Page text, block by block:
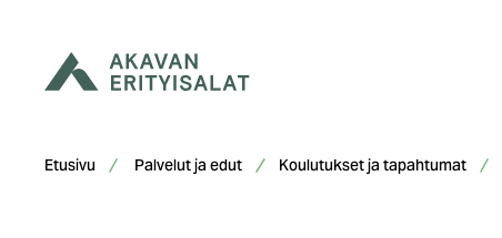
Etusivu Palvelut ja edut Koulutukset ja tapahtumat